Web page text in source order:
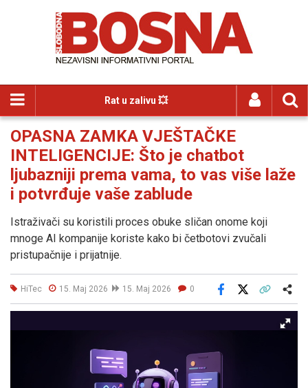
Rat u zalivu 💥
OPASNA ZAMKA VJEŠTAČKE
INTELIGENCIJE: Što je chatbot
ljubazniji prema vama, to vas više laže
i potvrđuje vaše zablude
Istraživači su koristili proces obuke sličan onome koji
mnoge AI kompanije koriste kako bi četbotovi zvučali
pristupačnije i prijatnije.
HiTec 15. Maj 2026 15. Maj 2026 0
Facebook